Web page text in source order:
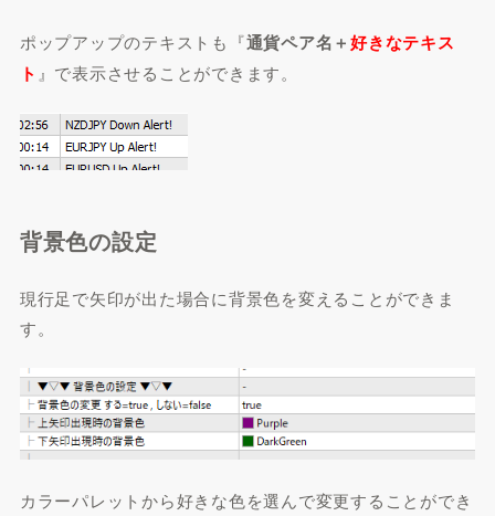
ポップアップのテキストも『通貨ペア名＋好きなテキス
ト 』で表示させることができます。
背景色の設定
現行足で矢印が出た場合に背景色を変えることができま
す。
カラーパレットから好きな色を選んで変更することができ